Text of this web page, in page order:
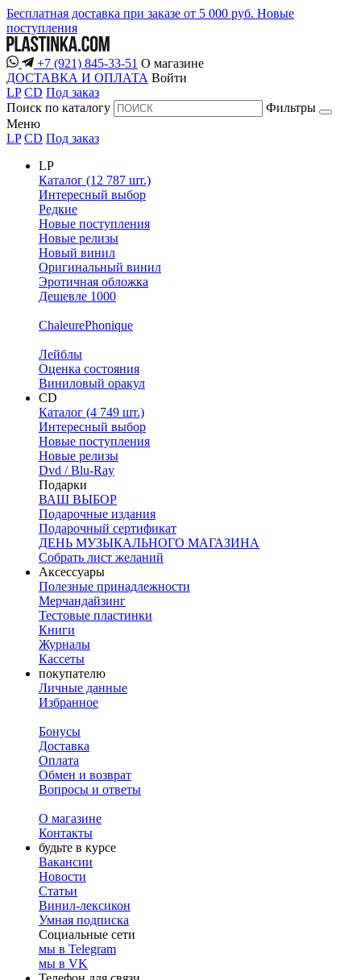
Бесплатная доставка при заказе от 5 000 руб. Новые
поступления
+7 (921) 845-33-51 О магазине
ДОСТАВКА И ОПЛАТА Войти
LP CD Под заказ
Поиск по каталогу
Фильтры
Меню
LP CD Под заказ
LP
Каталог (12 787 шт.)
Интересный выбор
Редкие
Новые поступления
Новые релизы
Новый винил
Оригинальный винил
Эротичная обложка
Дешевле 1000
ChaleurePhonique
Лейблы
Оценка состояния
Виниловый оракул
CD
Каталог (4 749 шт.)
Интересный выбор
Новые поступления
Новые релизы
Dvd / Blu-Ray
Подарки
ВАШ ВЫБОР
Подарочные издания
Подарочный сертификат
ДЕНЬ МУЗЫКАЛЬНОГО МАГАЗИНА
Собрать лист желаний
Аксессуары
Полезные принадлежности
Мерчандайзинг
Тестовые пластинки
Книги
Журналы
Кассеты
покупателю
Личные данные
Избранное
Бонусы
Доставка
Оплата
Обмен и возврат
Вопросы и ответы
О магазине
Контакты
будьте в курсе
Вакансии
Новости
Статьи
Винил-лексикон
Умная подписка
Социальные сети
мы в Telegram
мы в VK